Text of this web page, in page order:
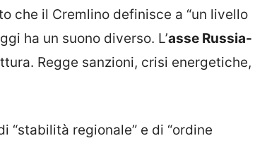
che il Cremlino definisce a “un livello
ha un suono diverso. L’asse Russia-
Regge sanzioni, crisi energetiche,
“stabilità regionale” e di “ordine